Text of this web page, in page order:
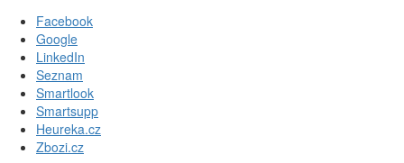
Facebook
Google
LinkedIn
Seznam
Smartlook
Smartsupp
Heureka.cz
Zbozi.cz